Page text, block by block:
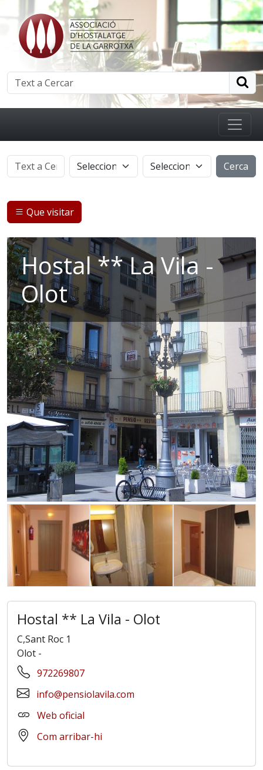
Cerca
Que visitar
Hostal ** La Vila -
Olot
Hostal ** La Vila - Olot
C,Sant Roc 1
Olot -
972269807
info@pensiolavila.com
Web oficial
Com arribar-hi